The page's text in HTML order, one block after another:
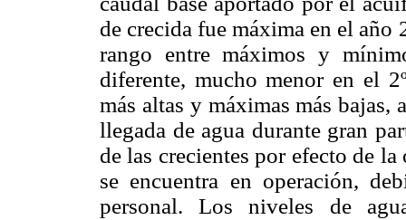
de crecida fue máxima en el año
rango entre máximos y
diferente, mucho menor en el
más altas y máximas más bajas,
llegada de agua durante gran
de las crecientes por efecto de
se encuentra en operación,
personal. Los niveles de